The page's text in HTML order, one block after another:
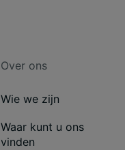
Over ons
Wie we zijn
Waar kunt u ons
vinden